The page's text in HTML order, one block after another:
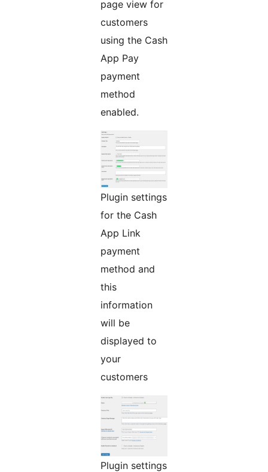
page view for
customers
using the Cash
App Pay
payment
method
enabled.
Plugin settings
for the Cash
App Link
payment
method and
this
information
will be
displayed to
your
customers
Plugin settings